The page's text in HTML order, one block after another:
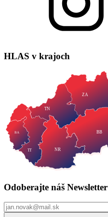
HLAS v krajoch
TT NR
TN
ZA
BB
BA
Odoberajte náš Newsletter